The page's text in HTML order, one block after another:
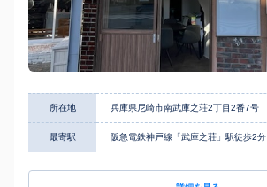
所在地 兵庫県尼崎市南武庫之荘2丁目2番7号
最寄駅 阪急電鉄神戸線「武庫之荘」駅徒歩2分